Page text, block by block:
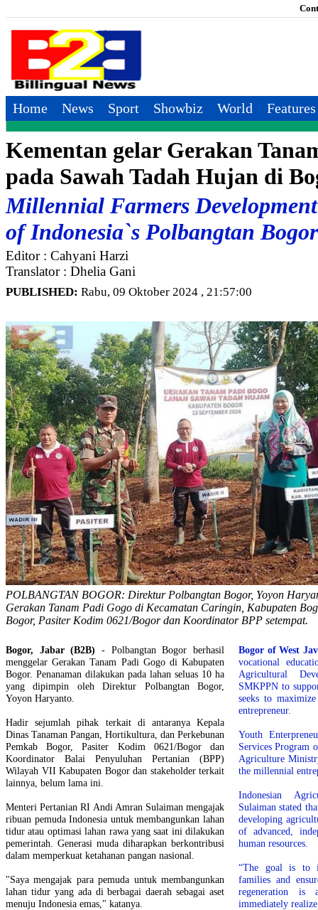
Home News Sport Showbiz World Features
Kementan gelar Gerakan
pada Sawah Tadah Hujan di
Millennial Farmers
of Indonesia`s Polbangtan Bogor
Editor : Cahyani Harzi
Translator : Dhelia Gani
PUBLISHED: Rabu, 09 Oktober 2024 , 21:57:00
POLBANGTAN BOGOR: Direktur Polbangtan Bogor, Yoyon
Gerakan Tanam Padi Gogo di Kecamatan Caringin, Kabupaten
Bogor, Pasiter Kodim 0621/Bogor dan Koordinator BPP setempat.
Bogor, Jabar (B2B) - Polbangtan Bogor berhasil
menggelar Gerakan Tanam Padi Gogo di Kabupaten
Bogor. Penanaman dilakukan pada lahan seluas 10 ha
yang dipimpin oleh Direktur Polbangtan Bogor,
Yoyon Haryanto.
Hadir sejumlah pihak terkait di antaranya Kepala
Dinas Tanaman Pangan, Hortikultura, dan Perkebunan
Pemkab Bogor, Pasiter Kodim 0621/Bogor dan
Koordinator Balai Penyuluhan Pertanian (BPP)
Wilayah VII Kabupaten Bogor dan stakeholder terkait
lainnya, belum lama ini.
Menteri Pertanian RI Andi Amran Sulaiman mengajak
ribuan pemuda Indonesia untuk membangunkan lahan
tidur atau optimasi lahan rawa yang saat ini dilakukan
pemerintah. Generasi muda diharapkan berkontribusi
dalam memperkuat ketahanan pangan nasional.
"Saya mengajak para pemuda untuk membangunkan
lahan tidur yang ada di berbagai daerah sebagai aset
menuju Indonesia emas," katanya.
Bogor of West
vocational
Agricultural
SMKPPN to
seeks to
entrepreneur.
Youth
Services Program
Agriculture
the millennial
Indonesian
Sulaiman stated
developing
of advanced,
human resources.
“The goal is to
families and
regeneration is
immediately